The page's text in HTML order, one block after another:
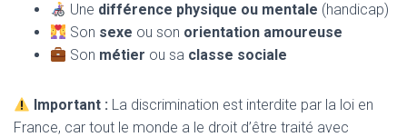
Une différence physique ou mentale (handicap)
Son sexe ou son orientation amoureuse
Son métier ou sa classe sociale
Important : La discrimination est interdite par la loi en
France, car tout le monde a le droit d’être traité avec